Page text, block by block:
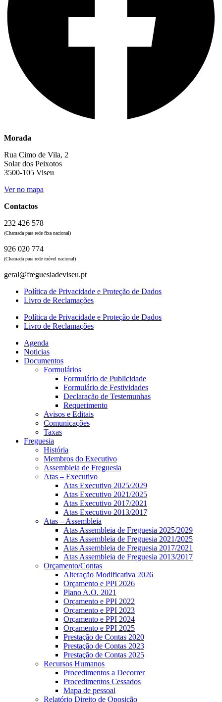
Morada
Rua Cimo de Vila, 2
Solar dos Peixotos
3500-105 Viseu
Ver no mapa
Contactos
232 426 578
(Chamada para rede fixa nacional)
926 020 774
(Chamada para rede móvel nacional)
geral@freguesiadeviseu.pt
Política de Privacidade e Proteção de Dados
Livro de Reclamações
Política de Privacidade e Proteção de Dados
Livro de Reclamações
Agenda
Noticias
Documentos
Formulários
Formulário de Publicidade
Formulário de Festividades
Declaração de Testemunhas
Requerimento
Avisos e Editais
Comunicações
Taxas
Freguesia
História
Membros do Executivo
Assembleia de Freguesia
Atas – Executivo
Atas Executivo 2025/2029
Atas Executivo 2021/2025
Atas Executivo 2017/2021
Atas Executivo 2013/2017
Atas – Assembleia
Atas Assembleia de Freguesia 2025/2029
Atas Assembleia de Freguesia 2021/2025
Atas Assembleia de Freguesia 2017/2021
Atas Assembleia de Freguesia 2013/2017
Orçamento/Contas
Alteração Modificativa 2026
Orçamento e PPI 2026
Plano A.O. 2021
Orçamento e PPI 2022
Orçamento e PPI 2023
Orçamento e PPI 2024
Orçamento e PPI 2025
Prestação de Contas 2020
Prestação de Contas 2023
Prestação de Contas 2025
Recursos Humanos
Procedimentos a Decorrer
Procedimentos Cessados
Mapa de pessoal
Relatório Direito de Oposição